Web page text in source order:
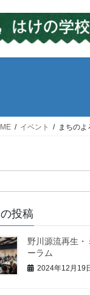
イベント まちの
投稿
野川源流再生・
ーラム
2024年12月19